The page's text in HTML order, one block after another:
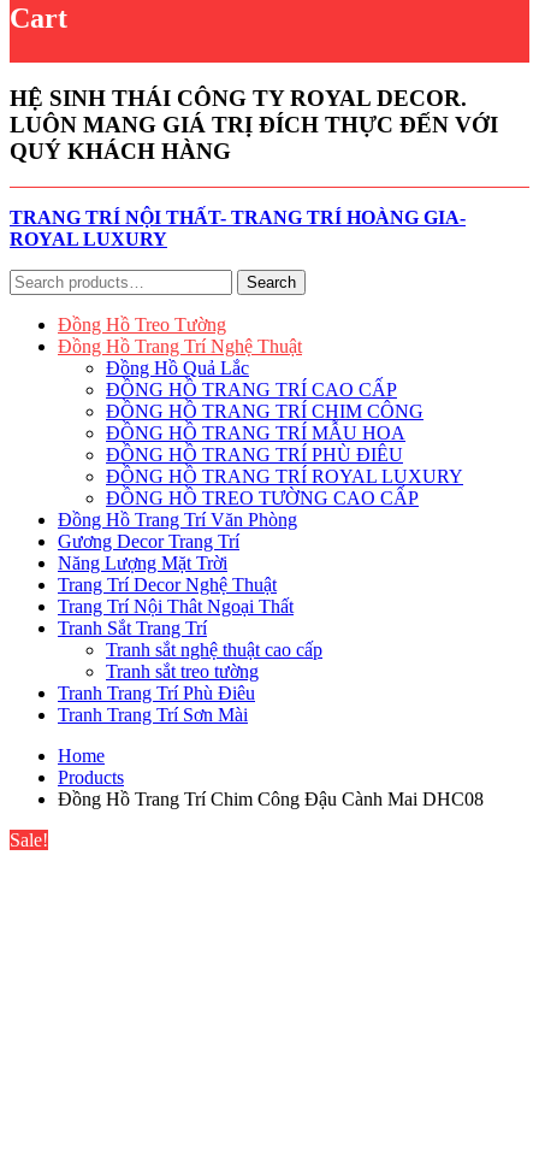
Cart
HỆ SINH THÁI CÔNG TY ROYAL DECOR.
LUÔN MANG GIÁ TRỊ ĐÍCH THỰC ĐẾN VỚI
QUÝ KHÁCH HÀNG
TRANG TRÍ NỘI THẤT- TRANG TRÍ HOÀNG GIA-
ROYAL LUXURY
Search
for:
Search
Đồng Hồ Treo Tường
Đồng Hồ Trang Trí Nghệ Thuật
Đồng Hồ Quả Lắc
ĐỒNG HỒ TRANG TRÍ CAO CẤP
ĐỒNG HỒ TRANG TRÍ CHIM CÔNG
ĐỒNG HỒ TRANG TRÍ MẪU HOA
ĐỒNG HỒ TRANG TRÍ PHÙ ĐIÊU
ĐỒNG HỒ TRANG TRÍ ROYAL LUXURY
ĐỒNG HỒ TREO TƯỜNG CAO CẤP
Đồng Hồ Trang Trí Văn Phòng
Gương Decor Trang Trí
Năng Lượng Mặt Trời
Trang Trí Decor Nghệ Thuật
Trang Trí Nội Thât Ngoại Thất
Tranh Sắt Trang Trí
Tranh sắt nghệ thuật cao cấp
Tranh sắt treo tường
Tranh Trang Trí Phù Điêu
Tranh Trang Trí Sơn Mài
Home
Products
Đồng Hồ Trang Trí Chim Công Đậu Cành Mai DHC08
Sale!